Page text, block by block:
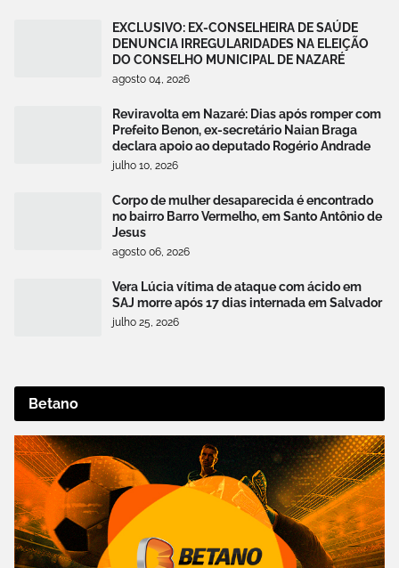
EXCLUSIVO: EX-CONSELHEIRA DE SAÚDE
DENUNCIA IRREGULARIDADES NA ELEIÇÃO
DO CONSELHO MUNICIPAL DE NAZARÉ
agosto 04, 2026
Reviravolta em Nazaré: Dias após romper com
Prefeito Benon, ex-secretário Naian Braga
declara apoio ao deputado Rogério Andrade
julho 10, 2026
Corpo de mulher desaparecida é encontrado
no bairro Barro Vermelho, em Santo Antônio de
Jesus
agosto 06, 2026
Vera Lúcia vítima de ataque com ácido em
SAJ morre após 17 dias internada em Salvador
julho 25, 2026
Betano